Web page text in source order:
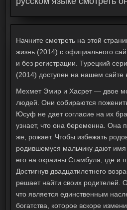
Начните смотреть на этой
жизнь (2014) с официального
и без регистрации. Турецкий
(2014) доступен на нашем сайте
Мехмет Эмир и Хасрет — двое
людей. Они собираются
Юсуф не дает согласие на их
узнает, что она беременна. Она
же, рожает. Чтобы избежать
родившемуся мальчику дают имя
его на окраины Стамбула, где и
Достигнув двадцатилетнего
решает найти своих родителей.
что является единственным
богатства, которое вскоре